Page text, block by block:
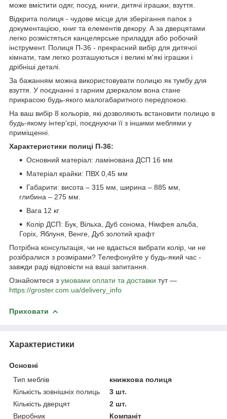
може вмістити одяг, посуд, книги, дитячі іграшки, взуття.
Відкрита полиця - чудове місце для зберігання папок з
документацією, книг та елементів декору. А за дверцятами
легко розмістяться канцелярське приладдя або робочий
інструмент. Полиця П-36 - прекрасний вибір для дитячої
кімнати, там легко розташуються і великі м'які іграшки і
дрібніші деталі.
За бажанням можна використовувати полицю як тумбу для
взуття. У поєднанні з гарним дзеркалом вона стане
прикрасою будь-якого малогабаритного передпокою.
На ваш вибір 8 кольорів, які дозволяють встановити полицю в
будь-якому інтер'єрі, поєднуючи її з іншими меблями у
приміщенні.
Характеристики полиці П-36:
Основний матеріал: ламінована ДСП 16 мм
Матеріал крайки: ПВХ 0,45 мм
Габарити: висота – 315 мм, ширина – 885 мм,
глибина – 275 мм.
Вага 12 кг
Колір ДСП: Бук, Вільха, Дуб сонома, Німфея альба,
Горіх, Яблуня, Венге, Дуб золотий крафт
Потрібна консультація, чи не вдається вибрати колір, чи не
розібралися з розмірами? Телефонуйте у будь-який час -
завжди раді відповісти на ваші запитання.
Ознайомтеся з умовами оплати та доставки тут —
https://groster.com.ua/delivery_info
Приховати
Характеристики
Основні
Тип меблів
книжкова полиця
Кількість зовнішніх полиць
3 шт.
Кількість дверцят
2 шт.
Виробник
Компаніт